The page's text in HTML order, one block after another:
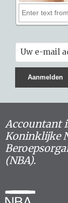
Accountant
Koninklijke
(NBA).